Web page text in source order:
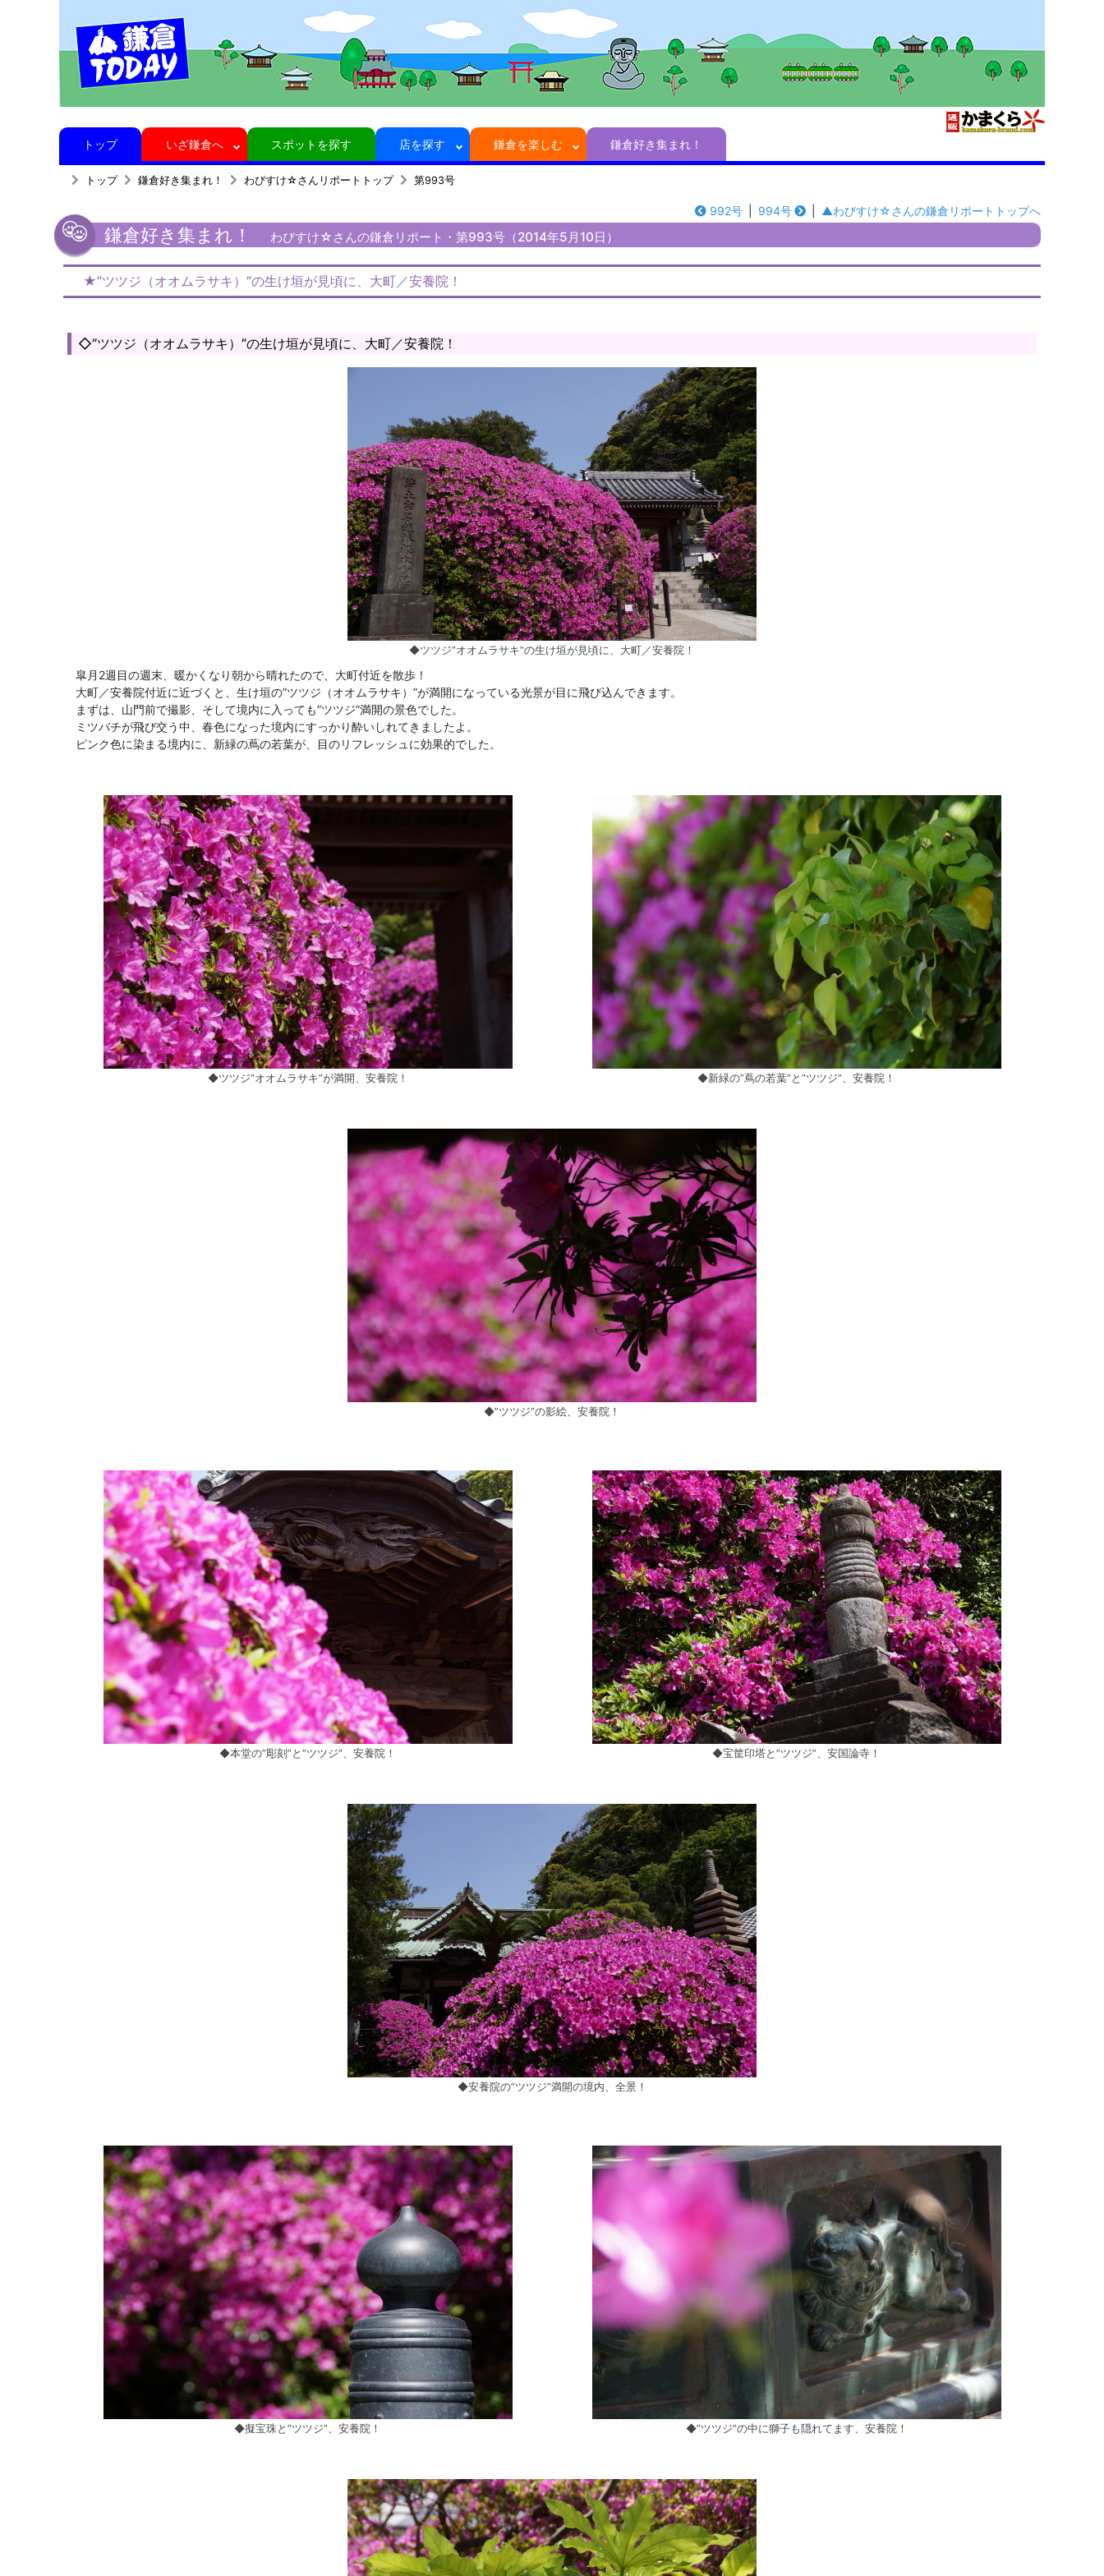
トップ いざ鎌倉へ スポットを探す 店を探す 鎌倉を楽しむ 鎌倉好き集まれ！
トップ 鎌倉好き集まれ！ わびすけ☆さんリポートトップ 第993号
992号 994号 ▲わびすけ☆さんの鎌倉リポートトップへ
鎌倉好き集まれ！ わびすけ☆さんの鎌倉リポート・第993号（2014年5月10日）
★”ツツジ（オオムラサキ）”の生け垣が見頃に、大町／安養院！
◇”ツツジ（オオムラサキ）”の生け垣が見頃に、大町／安養院！
◆ツツジ”オオムラサキ”の生け垣が見頃に、大町／安養院！
皐月2週目の週末、暖かくなり朝から晴れたので、大町付近を散歩！
大町／安養院付近に近づくと、生け垣の”ツツジ（オオムラサキ）”が満開になっている光景が目に飛び込んできます。
まずは、山門前で撮影、そして境内に入っても”ツツジ”満開の景色でした。
ミツバチが飛び交う中、春色になった境内にすっかり酔いしれてきましたよ。
ピンク色に染まる境内に、新緑の蔦の若葉が、目のリフレッシュに効果的でした。
◆ツツジ”オオムラサキ”が満開、安養院！ ◆新緑の”蔦の若葉”と”ツツジ”、安養院！
◆”ツツジ”の影絵、安養院！
◆本堂の”彫刻”と”ツツジ”、安養院！ ◆宝筐印塔と”ツツジ”、安国論寺！
◆安養院の”ツツジ”満開の境内、全景！
◆擬宝珠と”ツツジ”、安養院！ ◆”ツツジ”の中に獅子も隠れてます、安養院！